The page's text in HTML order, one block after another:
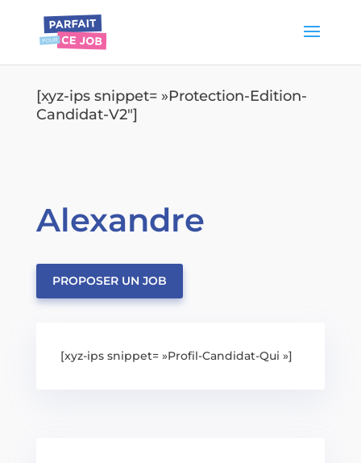
[xyz-ips snippet= »Protection-Edition-
Candidat-V2″]
Alexandre
PROPOSER UN JOB
[xyz-ips snippet= »Profil-Candidat-Qui »]